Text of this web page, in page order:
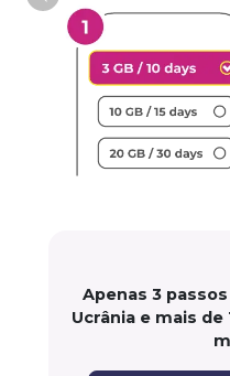
Apenas 3
Ucrânia e mais